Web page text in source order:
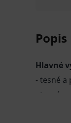
Hlavné
- tesné
- tesný